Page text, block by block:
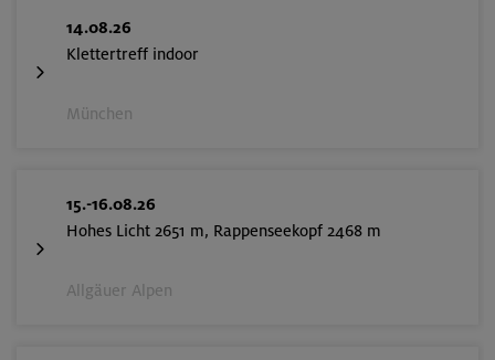
14.08.26
Klettertreff indoor
München
15.-16.08.26
Hohes Licht 2651 m, Rappenseekopf 2468 m
Allgäuer Alpen